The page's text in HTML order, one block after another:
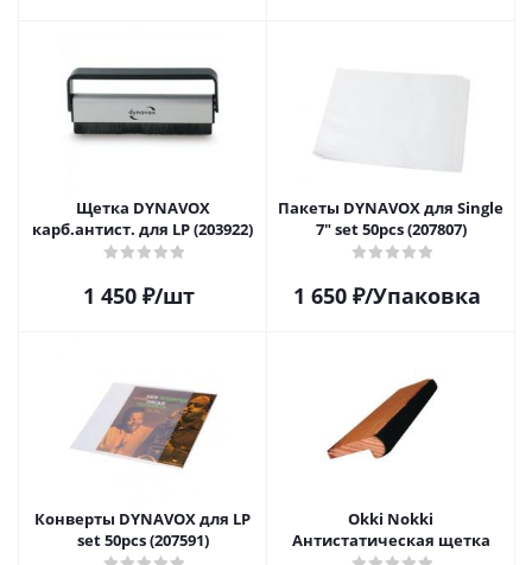
Щетка DYNAVOX
карб.антист. для LP (203922)
1 450₽/шт
Пакеты DYNAVOX для Single
7" set 50pcs (207807)
1 650₽/Упаковка
Конверты DYNAVOX для LP
set 50pcs (207591)
Okki Nokki
Антистатическая щетка